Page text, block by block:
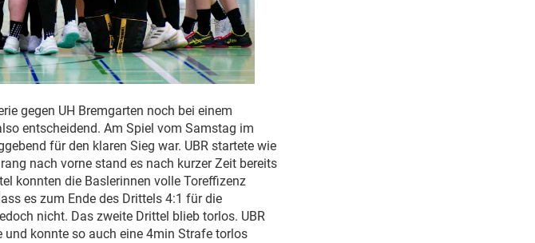
gegen UH Bremgarten noch bei einem
entscheidend. Am Spiel vom Samstag im
für den klaren Sieg war. UBR startete wie
nach vorne stand es nach kurzer Zeit bereits
konnten die Baslerinnen volle Toreffizenz
es zum Ende des Drittels 4:1 für die
nicht. Das zweite Drittel blieb torlos. UBR
und konnte so auch eine 4min Strafe torlos